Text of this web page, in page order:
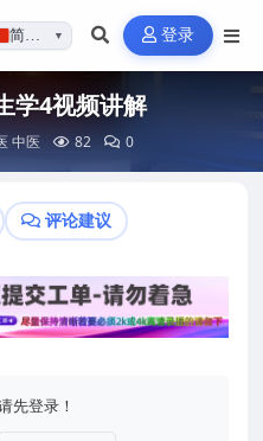
简体…▼ 登录
学4视频讲解
中医 82 0
评论建议
先登录！